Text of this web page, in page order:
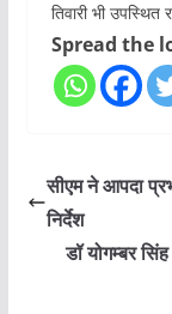
तिवारी भी उपस्थित
Spread the
सीएम ने आपदा
निर्देश
डॉ योगम्बर